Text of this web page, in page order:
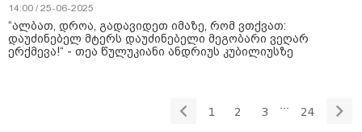
14:00 / 25-06-2025
“ალბათ, დროა, გადავიდეთ იმაზე, რომ ვთქვათ:
დაუძინებელ მტერს დაუძინებელი მეგობარი ვეღარ
ერქმევა!“ - თეა წულუკიანი ანდრიუს კუბილიუსზე
1 2 3
...
24